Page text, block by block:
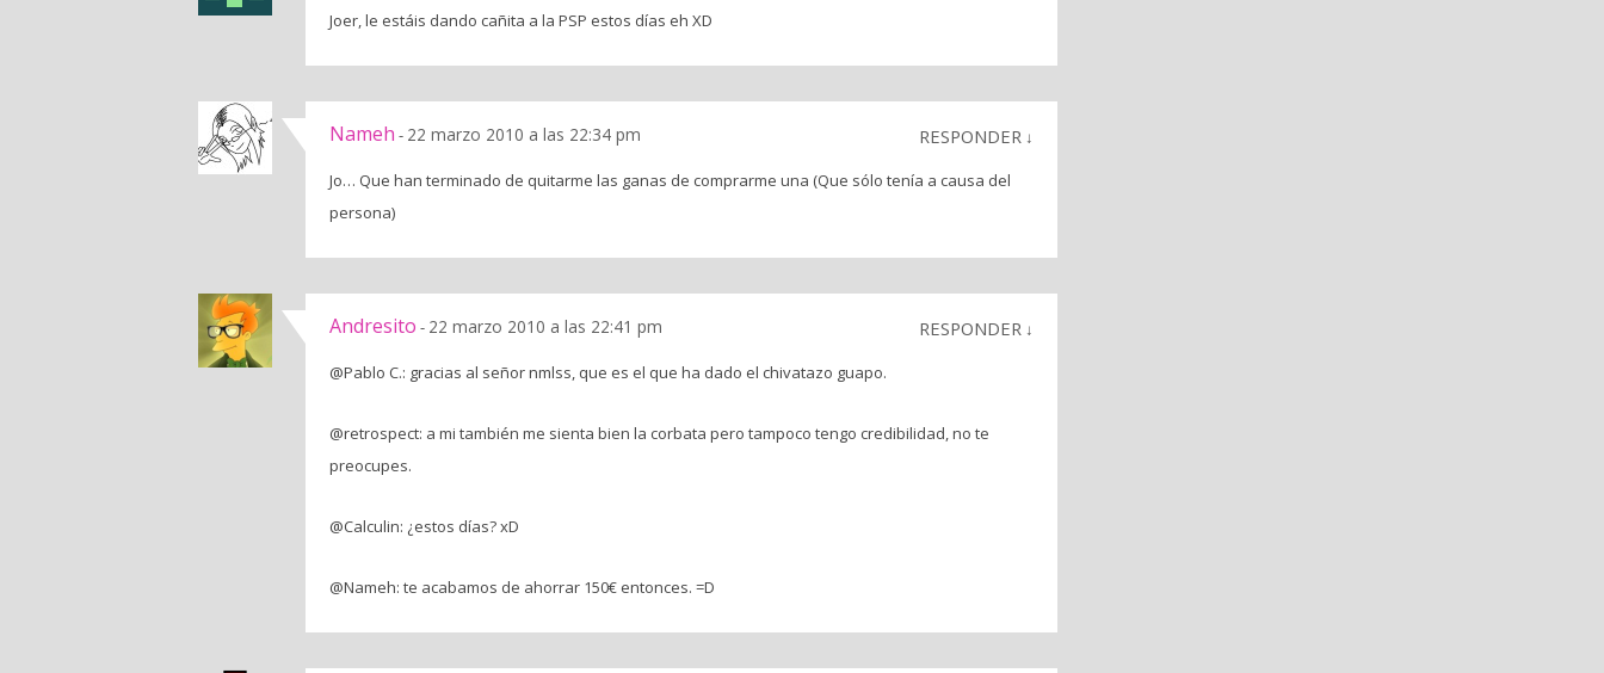
Joer, le estáis dando cañita a la PSP estos días eh XD
Nameh - 22 marzo 2010 a las 22:34 pm RESPONDER ↓
Jo… Que han terminado de quitarme las ganas de comprarme una (Que sólo tenía a causa del
persona)
Andresito - 22 marzo 2010 a las 22:41 pm RESPONDER ↓
@Pablo C.: gracias al señor nmlss, que es el que ha dado el chivatazo guapo.
@retrospect: a mi también me sienta bien la corbata pero tampoco tengo credibilidad, no te
preocupes.
@Calculin: ¿estos días? xD
@Nameh: te acabamos de ahorrar 150€ entonces. =D